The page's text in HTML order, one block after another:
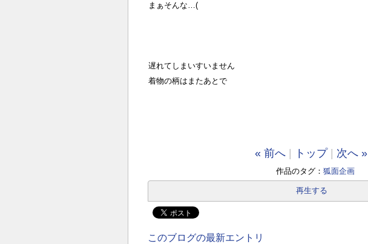
まぁそんな…(
遅れてしまいすいません
着物の柄はまたあとで
« 前へ トップ 次へ »
作品のタグ： 狐面企画
再生する
このブログの最新エントリ